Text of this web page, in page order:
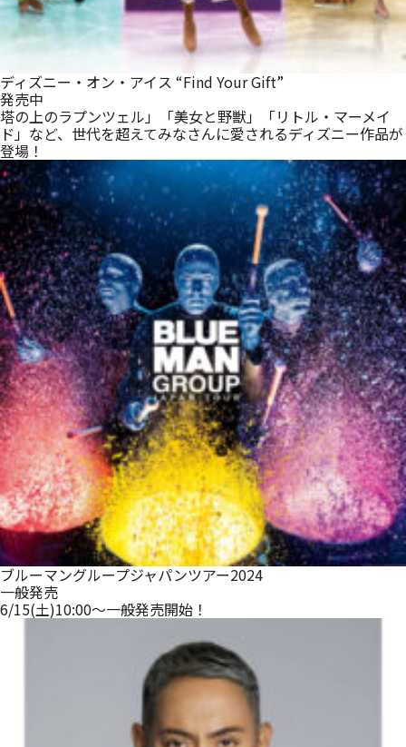
ディズニー・オン・アイス “Find Your Gift”
発売中
塔の上のラプンツェル」「美女と野獣」「リトル・マーメイ
ド」など、世代を超えてみなさんに愛されるディズニー作品が
登場！
ブルーマングループジャパンツアー2024
一般発売
6/15(土)10:00～一般発売開始！